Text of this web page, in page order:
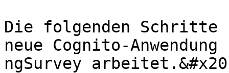
Die folgenden Schritte
neue Cognito-
ngSurvey